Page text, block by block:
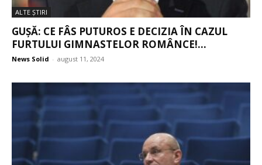
ALTE ŞTIRI
GUȘĂ: CE FÂS PUTUROS E DECIZIA ÎN CAZUL
FURTULUI GIMNASTELOR ROMÂNCE!...
News Solid - august 11, 2024